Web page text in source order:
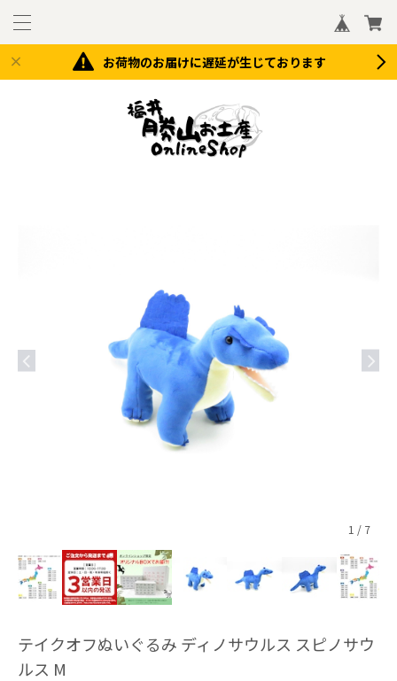
お荷物のお届けに遅延が生じております
1 / 7
テイクオフぬいぐるみ ディノサウルス スピノサウ
ルス M